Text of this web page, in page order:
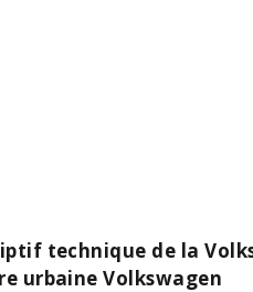
technique de la
urbaine Volkswagen